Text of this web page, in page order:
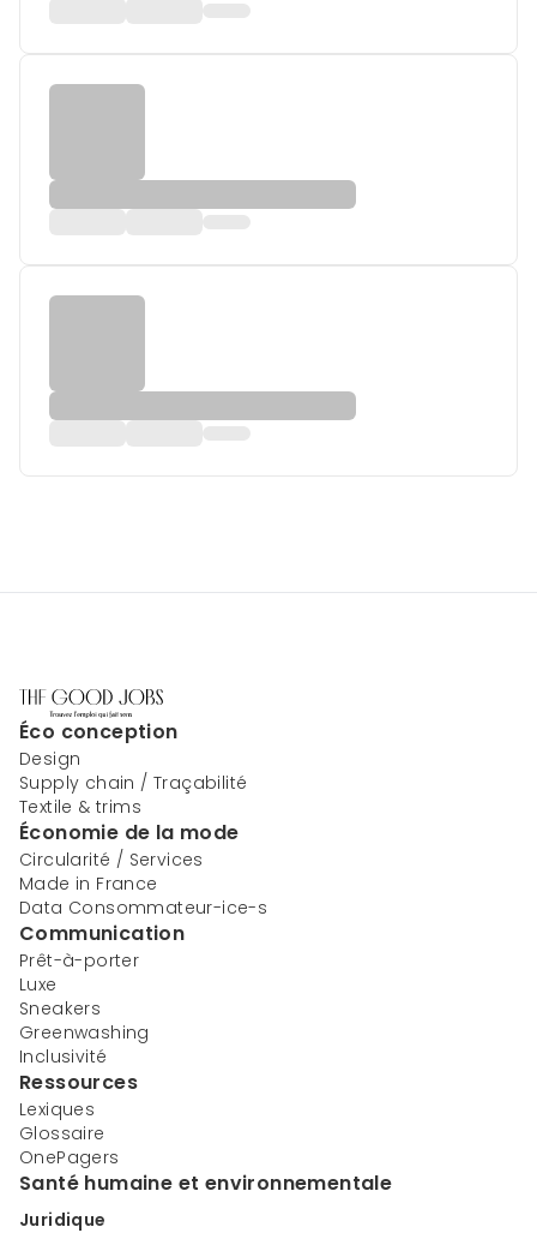
Éco conception
Design
Supply chain / Traçabilité
Textile & trims
Économie de la mode
Circularité / Services
Made in France
Data Consommateur-ice-s
Communication
Prêt-à-porter
Luxe
Sneakers
Greenwashing
Inclusivité
Ressources
Lexiques
Glossaire
OnePagers
Santé humaine et environnementale
Juridique